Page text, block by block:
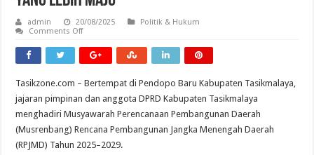
admin 20/08/2025
Politik & Hukum
Comments Offon
RPJMD
2025–
Dorong
Sinergi
untuk
Pembangunan
Tasikmalaya
yang
Lebih
Maju
Tasikzone.com – Bertempat di Pendopo Baru Kabupaten Tasikmalaya,
jajaran pimpinan dan anggota DPRD Kabupaten Tasikmalaya
menghadiri Musyawarah Perencanaan Pembangunan Daerah
(Musrenbang) Rencana Pembangunan Jangka Menengah Daerah
(RPJMD) Tahun 2025–2029.